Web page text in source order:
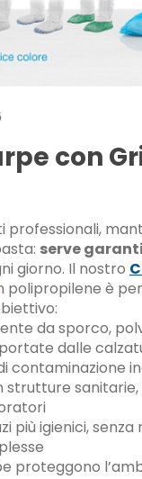
con
professionali,
serve
giorno. Il nostro
polipropilene è
da sporco,
dalle
contaminazione
strutture sanitarie,
più igienici, senza
proteggono